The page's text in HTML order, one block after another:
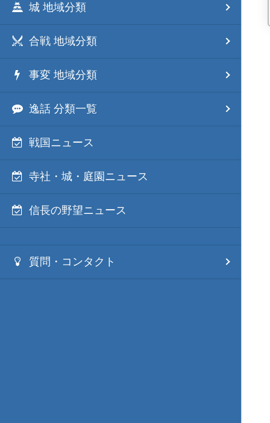
城 地域分類
合戦 地域分類
事変 地域分類
逸話 分類一覧
戦国ニュース
寺社・城・庭園ニュース
信長の野望ニュース
質問・コンタクト